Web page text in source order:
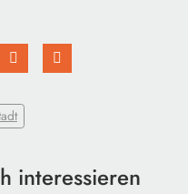
interessieren